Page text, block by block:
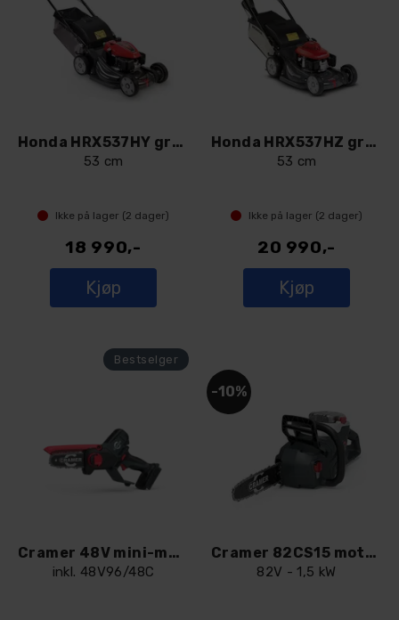
Honda HRX537HY gressklipper
53 cm
Ikke på lager (2 dager)
18 990,-
Kjøp
Honda HRX537HZ gressklipper
53 cm
Ikke på lager (2 dager)
20 990,-
Kjøp
Cramer 48V mini-motorsag 48MCSK2
inkl. 48V96/48C
10%
Cramer 82CS15 motorsag
82V - 1,5 kW